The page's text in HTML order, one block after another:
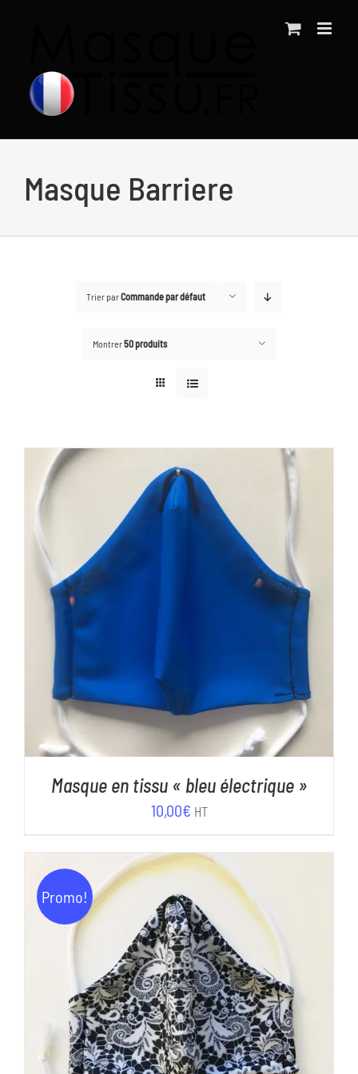
Masque Barriere
Trier parCommande par défaut
Montrer50 produits
DÉTAILS
Masque en tissu « bleu électrique »
10,00€ HT
Promo!
AJOUTER AU PANIER / DÉTAILS